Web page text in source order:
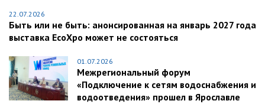
22.07.2026
Быть или не быть: анонсированная на январь 2027 года
выставка EcoXpo может не состояться
01.07.2026
Межрегиональный форум
«Подключение к сетям водоснабжения и
водоотведения» прошел в Ярославле